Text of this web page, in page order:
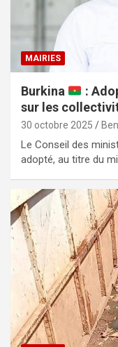
MAIRIES
Burkina
:
sur les
30 octobre 2025
Le Conseil des
adopté, au titre du